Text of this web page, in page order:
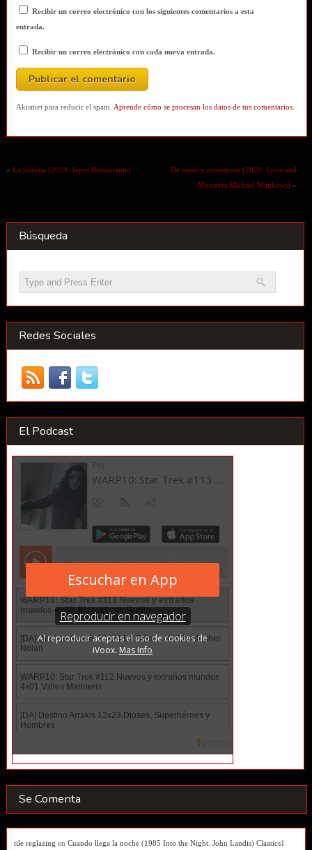
Recibir un correo electrónico con los siguientes comentarios a esta
entrada.
Recibir un correo electrónico con cada nueva entrada.
Akismet para reducir el spam. Aprende cómo se procesan los datos de tus comentarios.
« La llorona (2019. Jayro Bustamante)
De amor y monstruos (2020. Love and
Monsters.Michael Matthews) »
Búsqueda
Redes Sociales
El Podcast
Se Comenta
tile reglazing en Cuando llega la noche (1985 Into the Night. John Landis) Classics1